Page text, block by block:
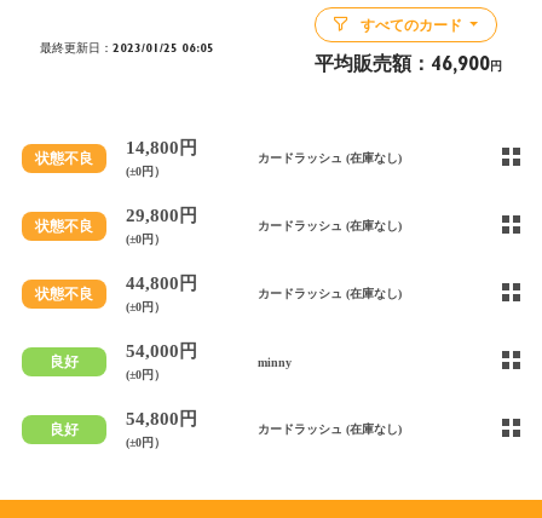
最終更新日：2023/01/25 06:05
すべてのカード
平均販売額： 46,900 円
状態不良
14,800円
(±0円）
カードラッシュ (在庫なし)
状態不良
29,800円
(±0円）
カードラッシュ (在庫なし)
状態不良
44,800円
(±0円）
カードラッシュ (在庫なし)
良好
54,000円
(±0円）
minny
良好
54,800円
(±0円）
カードラッシュ (在庫なし)